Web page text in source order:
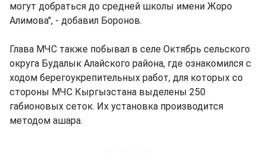
могут добраться до средней школы имени Жоро
Алимова", - добавил Боронов.
Глава МЧС также побывал в селе Октябрь сельского
округа Будалык Алайского района, где ознакомился с
ходом берегоукрепительных работ, для которых со
стороны МЧС Кыргызстана выделены 250
габионовых сеток. Их установка производится
методом ашара.